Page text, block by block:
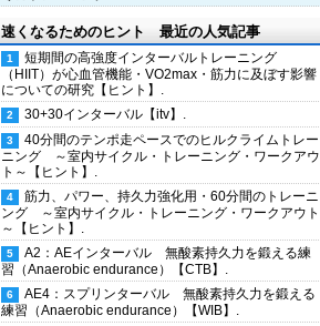
速くなるためのヒント 最近の人気記事
短期間の高強度インターバルトレーニング
（HIIT）が心血管機能・VO2max・筋力に及ぼす影響
についての研究【ヒント】.
30+30インターバル【itv】.
40分間のテンポ走ペースでのヒルクライムトレー
ニング ～室内サイクル・トレーニング・ワークアウ
ト～【ヒント】.
筋力、パワー、持久力強化用・60分間のトレーニ
ング ～室内サイクル・トレーニング・ワークアウト
～【ヒント】.
A2：AEインターバル 無酸素持久力を鍛える練
習（Anaerobic endurance）【CTB】.
AE4：スプリンターバル 無酸素持久力を鍛える
練習（Anaerobic endurance）【WIB】.